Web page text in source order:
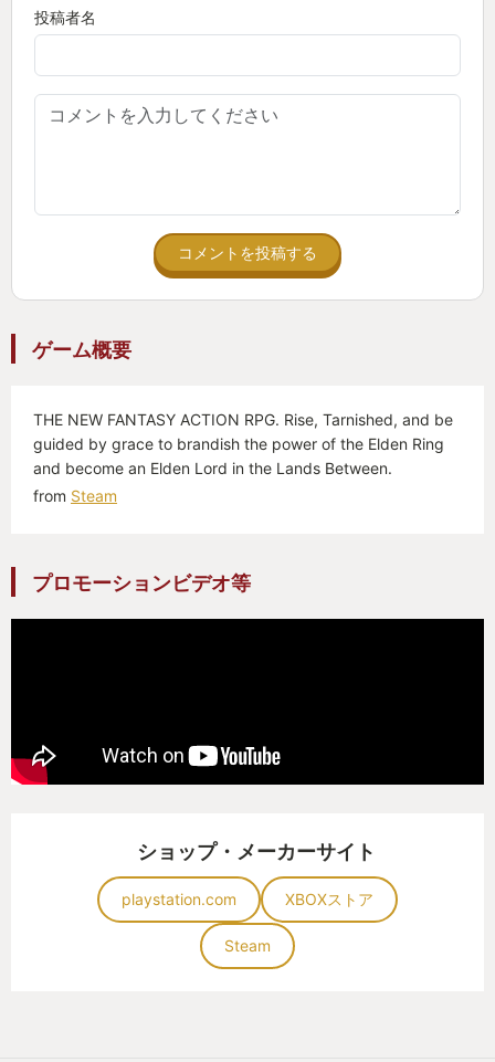
投稿者名
コメントを投稿する
ゲーム概要
THE NEW FANTASY ACTION RPG. Rise, Tarnished, and be
guided by grace to brandish the power of the Elden Ring
and become an Elden Lord in the Lands Between.
from Steam
プロモーションビデオ等
ショップ・メーカーサイト
playstation.com XBOXストア
Steam